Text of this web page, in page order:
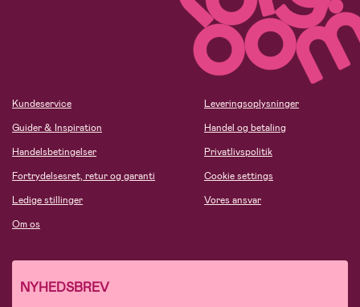
Kundeservice
Guider & Inspiration
Handelsbetingelser
Fortrydelsesret, retur og garanti
Ledige stillinger
Om os
Leveringsoplysninger
Handel og betaling
Privatlivspolitik
Cookie settings
Vores ansvar
NYHEDSBREV